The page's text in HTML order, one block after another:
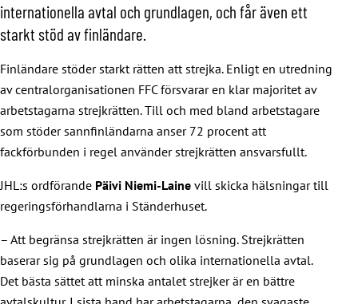
internationella avtal och grundlagen, och får även ett
starkt stöd av finländare.
Finländare stöder starkt rätten att strejka. Enligt en utredning
av centralorganisationen FFC försvarar en klar majoritet av
arbetstagarna strejkrätten. Till och med bland arbetstagare
som stöder sannfinländarna anser 72 procent att
fackförbunden i regel använder strejkrätten ansvarsfullt.
JHL:s ordförande Päivi Niemi-Laine vill skicka hälsningar till
regeringsförhandlarna i Ständerhuset.
– Att begränsa strejkrätten är ingen lösning. Strejkrätten
baserar sig på grundlagen och olika internationella avtal.
Det bästa sättet att minska antalet strejker är en bättre